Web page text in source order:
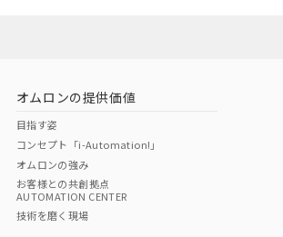
オムロンの提供価値
目指す姿
コンセプト「i-Automation!」
オムロンの強み
お客様との共創拠点
AUTOMATION CENTER
技術を磨く現場